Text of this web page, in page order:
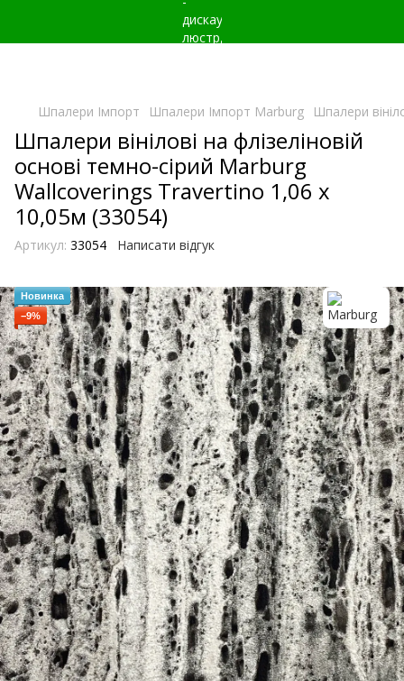
Шпалери Імпорт Шпалери Імпорт Marburg Шпалери
Шпалери вінілові на флізеліновій
основі темно-сірий Marburg
Wallcoverings Travertino 1,06 х
10,05м (33054)
Артикул: 33054 Написати відгук
Новинка
−9%